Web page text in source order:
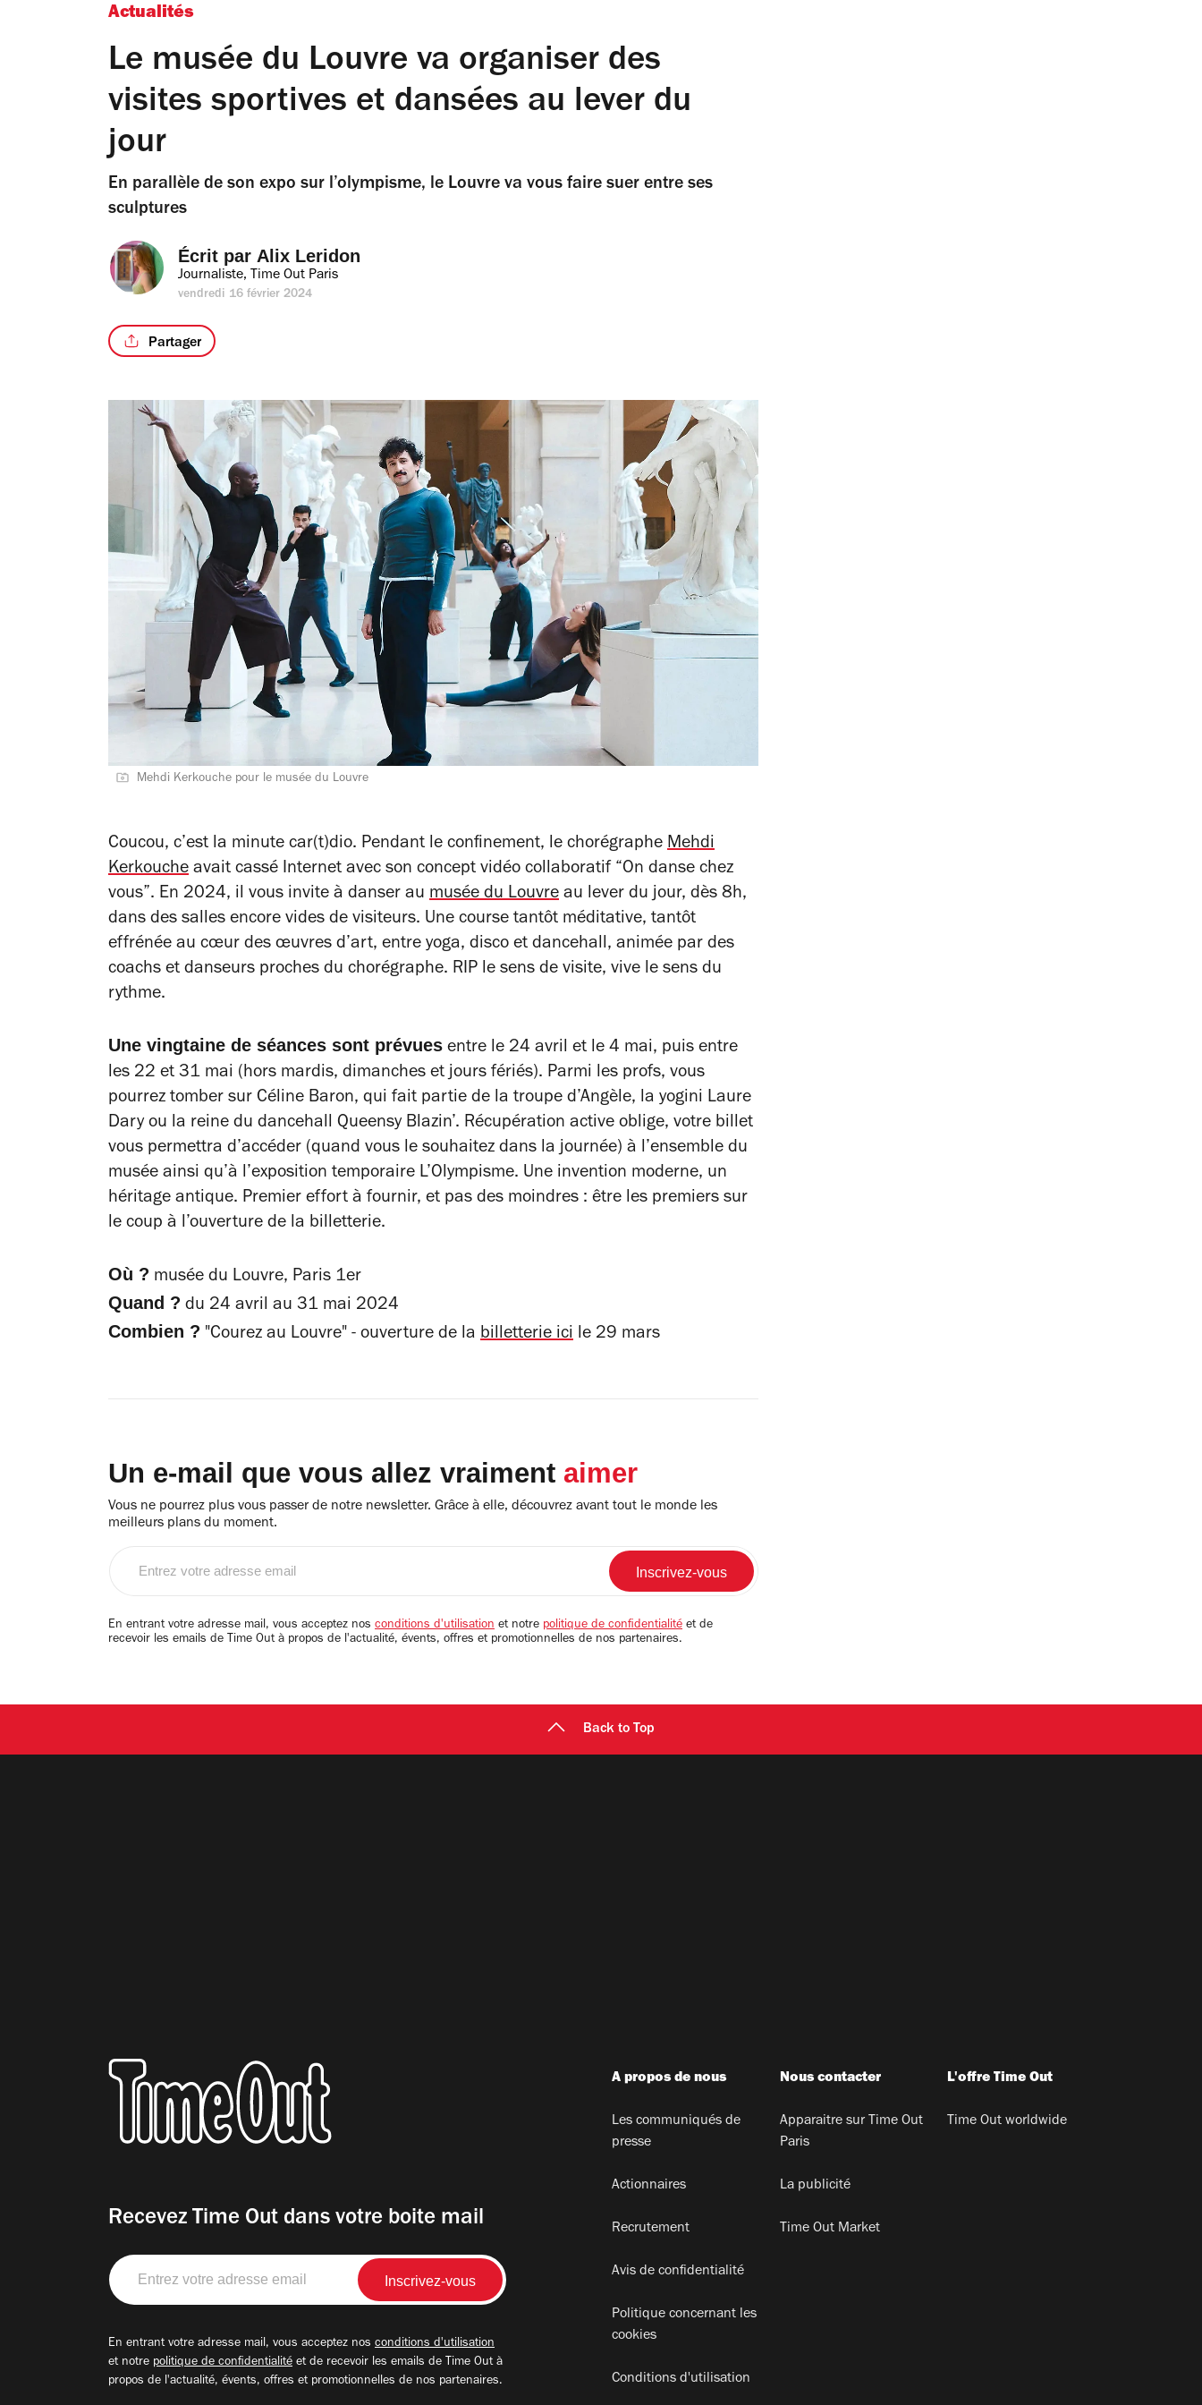
Actualités
Le musée du Louvre va organiser des
visites sportives et dansées au lever du
jour
En parallèle de son expo sur l’olympisme, le Louvre va vous faire suer entre ses
sculptures
Écrit par Alix Leridon
Journaliste, Time Out Paris
vendredi 16 février 2024
Partager
Mehdi Kerkouche pour le musée du Louvre
Coucou, c’est la minute car(t)dio. Pendant le confinement, le chorégraphe Mehdi
Kerkouche avait cassé Internet avec son concept vidéo collaboratif “On danse chez
vous”. En 2024, il vous invite à danser au musée du Louvre au lever du jour, dès 8h,
dans des salles encore vides de visiteurs. Une course tantôt méditative, tantôt
effrénée au cœur des œuvres d’art, entre yoga, disco et dancehall, animée par des
coachs et danseurs proches du chorégraphe. RIP le sens de visite, vive le sens du
rythme.
Une vingtaine de séances sont prévues entre le 24 avril et le 4 mai, puis entre
les 22 et 31 mai (hors mardis, dimanches et jours fériés). Parmi les profs, vous
pourrez tomber sur Céline Baron, qui fait partie de la troupe d’Angèle, la yogini Laure
Dary ou la reine du dancehall Queensy Blazin’. Récupération active oblige, votre billet
vous permettra d’accéder (quand vous le souhaitez dans la journée) à l’ensemble du
musée ainsi qu’à l’exposition temporaire L’Olympisme. Une invention moderne, un
héritage antique. Premier effort à fournir, et pas des moindres : être les premiers sur
le coup à l’ouverture de la billetterie.
Où ? musée du Louvre, Paris 1er
Quand ? du 24 avril au 31 mai 2024
Combien ? "Courez au Louvre" - ouverture de la billetterie ici le 29 mars
Un e-mail que vous allez vraiment aimer
Vous ne pourrez plus vous passer de notre newsletter. Grâce à elle, découvrez avant tout le monde les
meilleurs plans du moment.
email
En entrant votre adresse mail, vous acceptez nos conditions d'utilisation et notre politique de confidentialité et de
recevoir les emails de Time Out à propos de l'actualité, évents, offres et promotionnelles de nos partenaires.
Back to Top
Recevez Time Out dans votre boite mail
Entrez
votre
adresse
En entrant votre adresse mail, vous acceptez nos conditions d'utilisation
et notre politique de confidentialité et de recevoir les emails de Time Out à
propos de l'actualité, évents, offres et promotionnelles de nos partenaires.
A propos de nous
Les communiqués de
presse
Actionnaires
Recrutement
Avis de confidentialité
Politique concernant les
cookies
Conditions d'utilisation
Nous contacter
Apparaitre sur Time Out
Paris
La publicité
Time Out Market
L'offre Time Out
Time Out worldwide